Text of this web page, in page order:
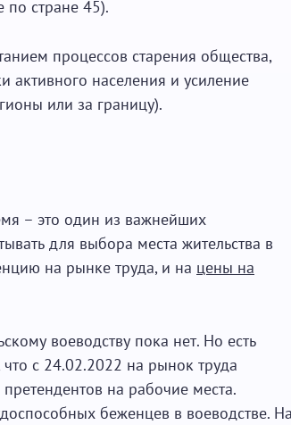
по стране 45).
процессов старения общества,
активного населения и усиление
или за границу).
– это один из важнейших
для выбора места жительства в
на рынке труда, и на цены на
воеводству пока нет. Но есть
с 24.02.2022 на рынок труда
на рабочие места.
беженцев в воеводстве. На